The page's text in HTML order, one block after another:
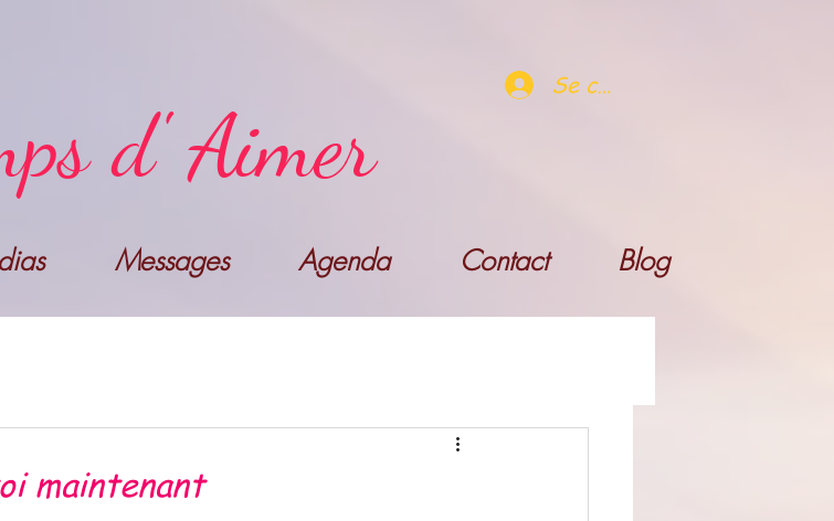
d' Aimer
Se connecter
Messages Agenda Contact Blog
maintenant